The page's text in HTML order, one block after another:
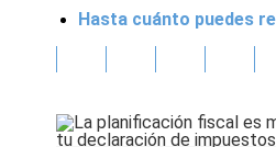
Hasta cuánto puedes